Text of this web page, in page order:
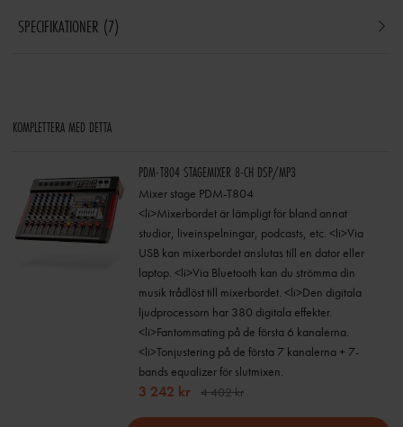
SPECIFIKATIONER 7
KOMPLETTERA MED DETTA
PDM-T804 STAGEMIXER 8-CH DSP/MP3
Mixer stage PDM-T804
<li>Mixerbordet är lämpligt för bland annat
studior, liveinspelningar, podcasts, etc. <li>Via
USB kan mixerbordet anslutas till en dator eller
laptop. <li>Via Bluetooth kan du strömma din
musik trådlöst till mixerbordet. <li>Den digitala
ljudprocessorn har 380 digitala effekter.
<li>Fantommating på de första 6 kanalerna.
<li>Tonjustering på de första 7 kanalerna + 7-
bands equalizer för slutmixen.
3 242 kr 4 402 kr